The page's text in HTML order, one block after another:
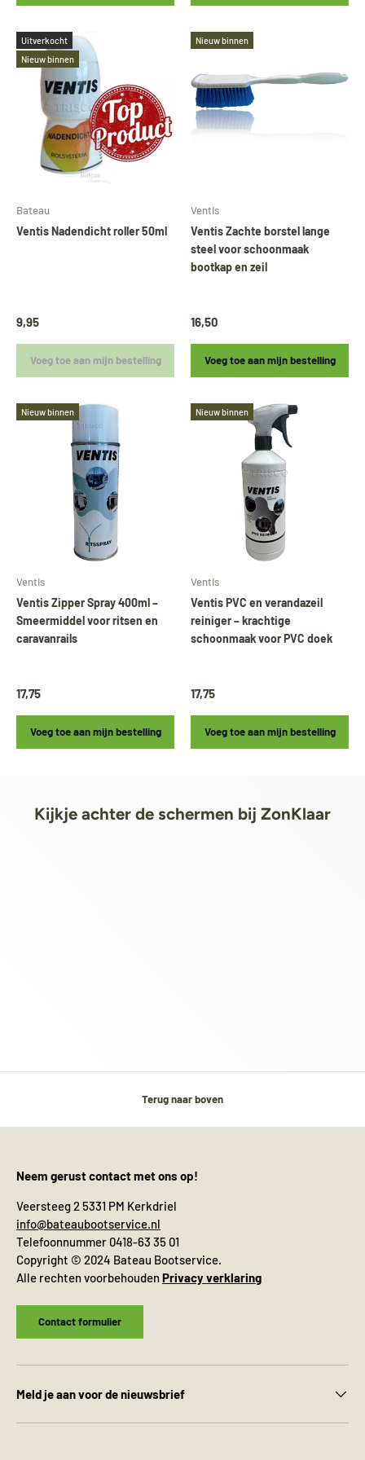
Uitverkocht
Nieuw binnen
Bateau
Ventis Nadendicht roller 50ml
9,95
Voeg toe aan mijn bestelling
Nieuw binnen
Ventis
Ventis Zachte borstel lange
steel voor schoonmaak
bootkap en zeil
16,50
Voeg toe aan mijn bestelling
Nieuw binnen
Ventis
Ventis Zipper Spray 400ml –
Smeermiddel voor ritsen en
caravanrails
17,75
Voeg toe aan mijn bestelling
Nieuw binnen
Ventis
Ventis PVC en verandazeil
reiniger – krachtige
schoonmaak voor PVC doek
17,75
Voeg toe aan mijn bestelling
Kijkje achter de schermen bij ZonKlaar
Terug naar boven
Neem gerust contact met ons op!
Veersteeg 2 5331 PM Kerkdriel
info@bateaubootservice.nl
Telefoonnummer 0418-63 35 01
Copyright © 2024 Bateau Bootservice.
Alle rechten voorbehoudenPrivacy verklaring
Contact formulier
Meld je aan voor de nieuwsbrief